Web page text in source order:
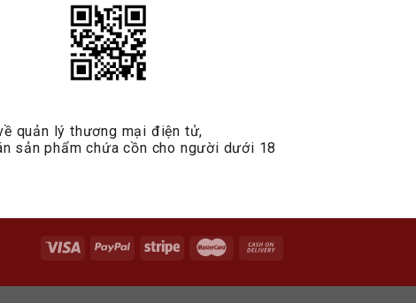
quản lý thương mại điện tử,
sản phẩm chứa cồn cho người dưới 18